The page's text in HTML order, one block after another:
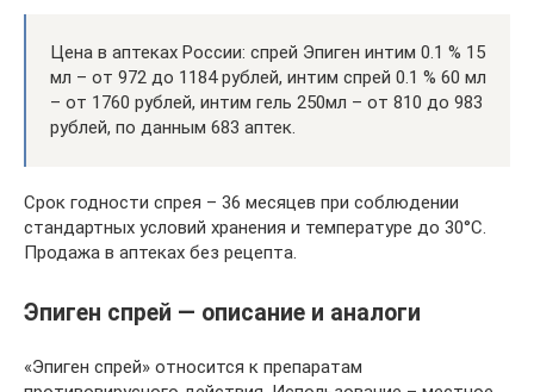
Цена в аптеках России: спрей Эпиген интим 0.1 % 15
мл – от 972 до 1184 рублей, интим спрей 0.1 % 60 мл
– от 1760 рублей, интим гель 250мл – от 810 до 983
рублей, по данным 683 аптек.
Срок годности спрея – 36 месяцев при соблюдении
стандартных условий хранения и температуре до 30°C.
Продажа в аптеках без рецепта.
Эпиген спрей — описание и аналоги
«Эпиген спрей» относится к препаратам